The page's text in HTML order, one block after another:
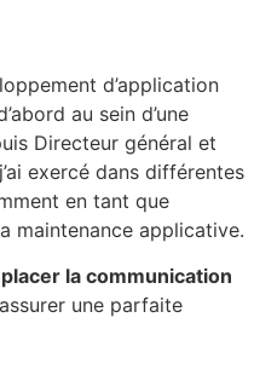
d’application
au sein d’une
Directeur général et
exercé dans différentes
en tant que
maintenance applicative.
la communication
une parfaite